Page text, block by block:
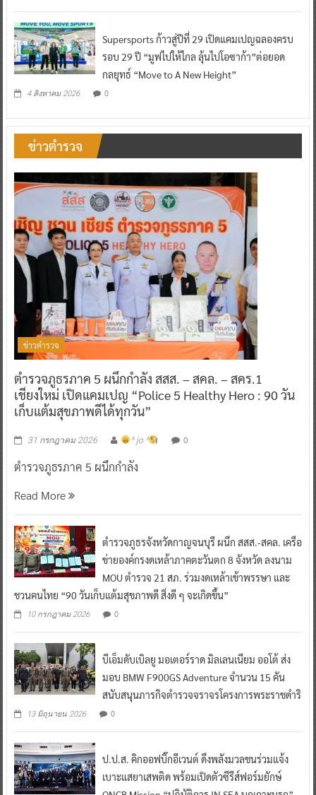
Supersports ก้าวสู่ปีที่ 29 เปิดแคมเปญฉลองครบ
รอบ 29 ปี “มูฟไปให้ไกล ลุ้นไปโอซาก้า”ต่อยอด
กลยุทธ์ “Move to A New Height”
4 สิงหาคม 2026 0
ข่าวตำรวจ
ข่าวตำรวจ
ตำรวจภูธรภาค 5 ผนึกกำลัง สสส. – สคล. – สคร.1
เชียงใหม่ เปิดแคมเปญ “Police 5 Healthy Hero : 90 วัน
เก็บแต้มสุขภาพดีได้ทุกวัน”
31 กรกฎาคม 2026 ^ jo ^ 0
ตำรวจภูธรภาค 5 ผนึกกำลัง
Read More
ตำรวจภูธรจังหวัดกาญจนบุรี ผนึก สสส.-สคล. เครือ
ข่ายองค์กรงดเหล้าภาคตะวันตก 8 จังหวัด ลงนาม
MOU ตำรวจ 21 สภ. ร่วมงดเหล้าเข้าพรรษา และ
ชวนคนไทย “90 วันเก็บแต้มสุขภาพดี สิ่งดี ๆ จะเกิดขึ้น”
10 กรกฎาคม 2026 0
บีเอ็มดับเบิลยู มอเตอร์ราด มิลเลนเนียม ออโต้ ส่ง
มอบ BMW F900GS Adventure จำนวน 15 คัน
สนับสนุนภารกิจตำรวจจราจรโครงการพระราชดำริ
13 มิถุนายน 2026 0
ป.ป.ส. คิกออฟบิ๊กอีเวนต์ ดึงพลังมวลชนร่วมแจ้ง
เบาะแสยาเสพติด พร้อมเปิดตัวซีรีส์ฟอร์มยักษ์